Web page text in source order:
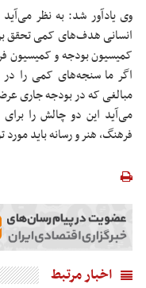
وی یادآور شد: به نظر می‌آید
انسانی هدف‌های کمی تحقق
کمیسیون بودجه و کمیسیون
اگر ما سنجه‌های کمی را در
مبالغی که در بودجه جاری
می‌آید این دو چالش را
فرهنگ، هنر و رسانه باید مورد
اخبار مرتبط